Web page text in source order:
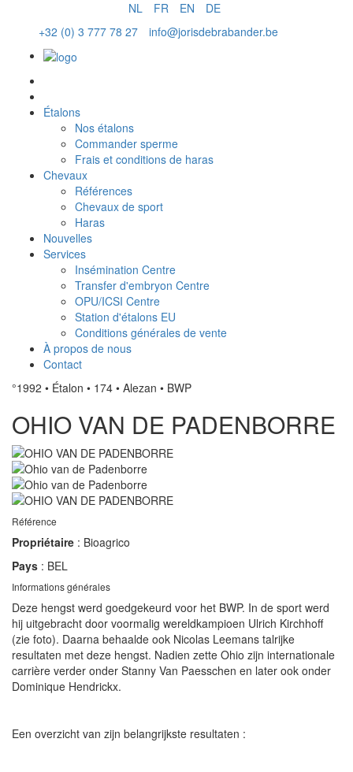
NL FR EN
DE
+32 (0) 3 777 78 27
info@jorisdebrabander.be
Étalons
Nos étalons
Commander sperme
Frais et conditions de haras
Chevaux
Références
Chevaux de sport
Haras
Nouvelles
Services
Insémination Centre
Transfer d'embryon Centre
OPU/ICSI Centre
Station d'étalons EU
Conditions générales de vente
À propos de nous
Contact
°1992 • Étalon • 174 • Alezan • BWP
OHIO VAN DE PADENBORRE
Référence
Propriétaire : Bioagrico
Pays : BEL
Informations générales
Deze hengst werd goedgekeurd voor het BWP. In de sport werd
hij uitgebracht door voormalig wereldkampioen Ulrich Kirchhoff
(zie foto). Daarna behaalde ook Nicolas Leemans talrijke
resultaten met deze hengst. Nadien zette Ohio zijn internationale
carrière verder onder Stanny Van Paesschen en later ook onder
Dominique Hendrickx.
Een overzicht van zijn belangrijkste resultaten :